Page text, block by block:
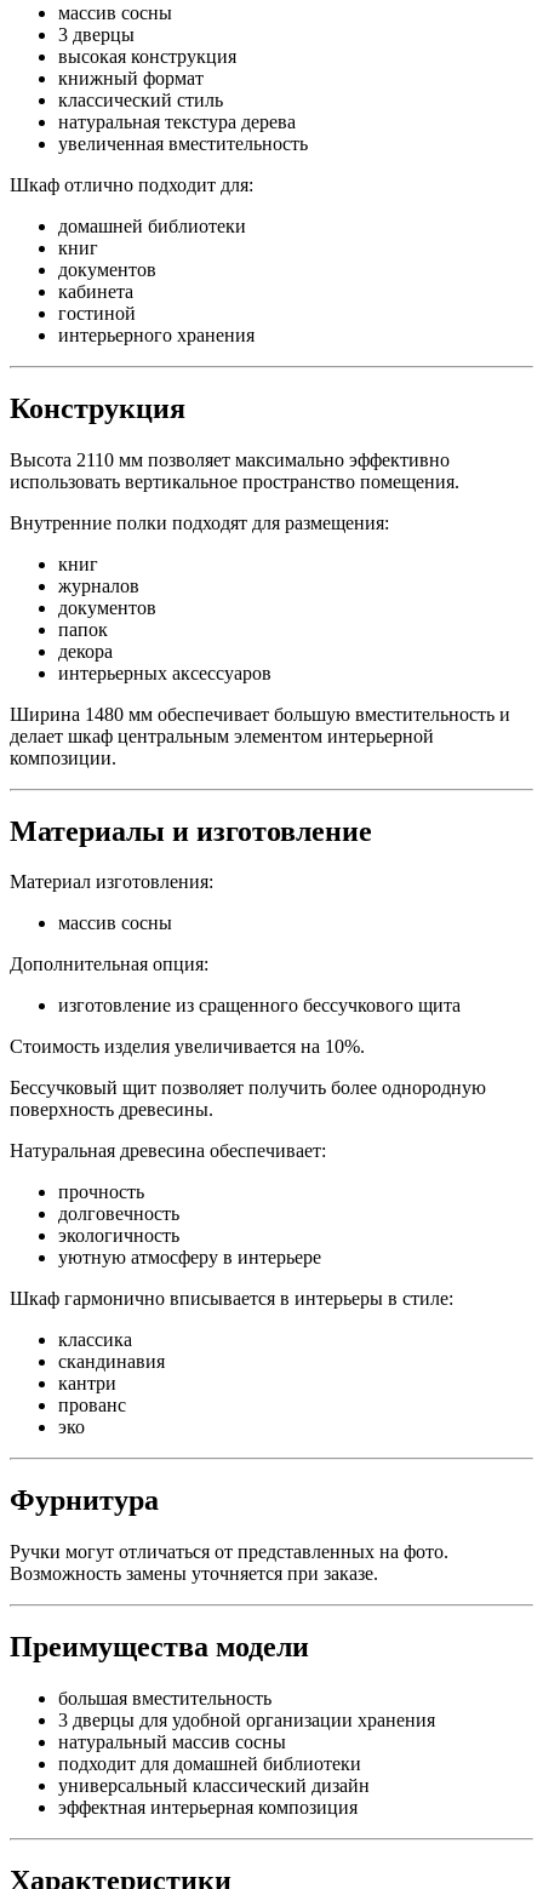
массив сосны
3 дверцы
высокая конструкция
книжный формат
классический стиль
натуральная текстура дерева
увеличенная вместительность
Шкаф отлично подходит для:
домашней библиотеки
книг
документов
кабинета
гостиной
интерьерного хранения
Конструкция
Высота 2110 мм позволяет максимально эффективно
использовать вертикальное пространство помещения.
Внутренние полки подходят для размещения:
книг
журналов
документов
папок
декора
интерьерных аксессуаров
Ширина 1480 мм обеспечивает большую вместительность и
делает шкаф центральным элементом интерьерной
композиции.
Материалы и изготовление
Материал изготовления:
массив сосны
Дополнительная опция:
изготовление из сращенного бессучкового щита
Стоимость изделия увеличивается на 10%.
Бессучковый щит позволяет получить более однородную
поверхность древесины.
Натуральная древесина обеспечивает:
прочность
долговечность
экологичность
уютную атмосферу в интерьере
Шкаф гармонично вписывается в интерьеры в стиле:
классика
скандинавия
кантри
прованс
эко
Фурнитура
Ручки могут отличаться от представленных на фото.
Возможность замены уточняется при заказе.
Преимущества модели
большая вместительность
3 дверцы для удобной организации хранения
натуральный массив сосны
подходит для домашней библиотеки
универсальный классический дизайн
эффектная интерьерная композиция
Характеристики